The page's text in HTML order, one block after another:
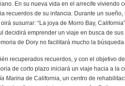
En su nueva vida en el arrecife viviendo
recuerdos de su infancia. Durante un
susurrar: “La joya de Morro Bay,
decidirá emprender un viaje en busca de
de Dory no facilitará mucho la búsqueda.
recuperados recuerdos, y con el objetivo
de corto plazo iniciará un viaje hacia a la
Marina de California, un centro de